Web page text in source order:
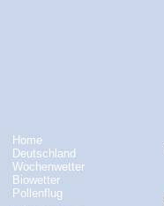
Home
Deutschland
Wochenwetter
Biowetter
Pollenflug